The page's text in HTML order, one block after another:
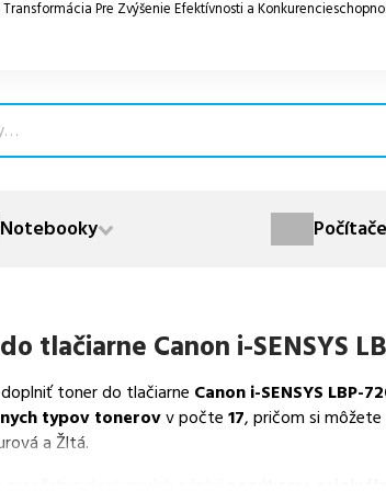
Pre Zvýšenie Efektívnosti a
Notebooky Počítače
tlačiarne Canon i-SENSYS
toner do tlačiarne Canon i-SENSYS LBP-
typov tonerovv počte 17, pričom si
a Žltá.